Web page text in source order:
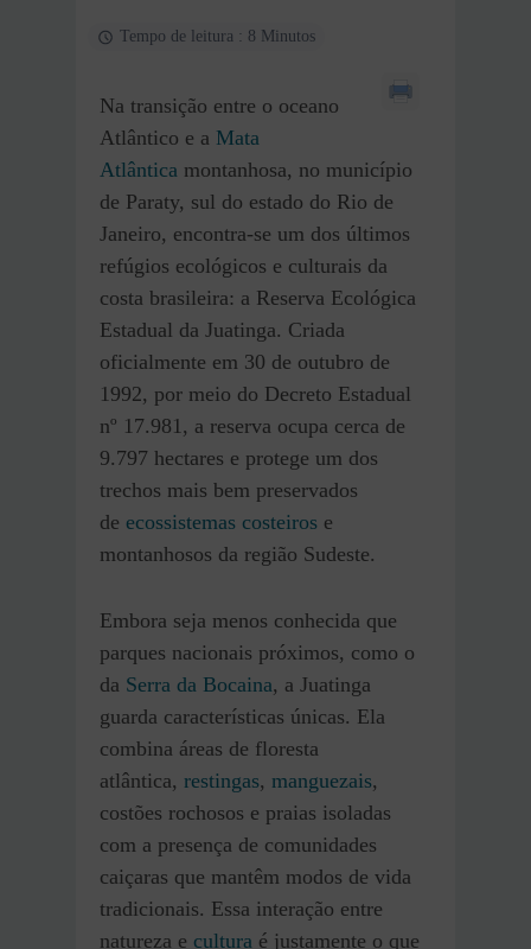
Tempo de leitura : 8 Minutos
Na transição entre o oceano
Atlântico e a Mata
Atlântica montanhosa, no município
de Paraty, sul do estado do Rio de
Janeiro, encontra-se um dos últimos
refúgios ecológicos e culturais da
costa brasileira: a Reserva Ecológica
Estadual da Juatinga. Criada
oficialmente em 30 de outubro de
1992, por meio do Decreto Estadual
nº 17.981, a reserva ocupa cerca de
9.797 hectares e protege um dos
trechos mais bem preservados
de ecossistemas costeiros e
montanhosos da região Sudeste.
Embora seja menos conhecida que
parques nacionais próximos, como o
da Serra da Bocaina, a Juatinga
guarda características únicas. Ela
combina áreas de floresta
atlântica, restingas, manguezais,
costões rochosos e praias isoladas
com a presença de comunidades
caiçaras que mantêm modos de vida
tradicionais. Essa interação entre
natureza e cultura é justamente o que